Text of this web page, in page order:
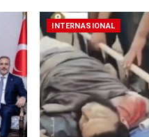
INTERNASIONAL